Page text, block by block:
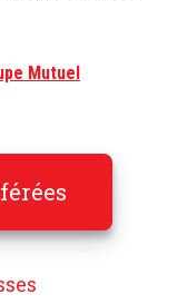
Mutuel